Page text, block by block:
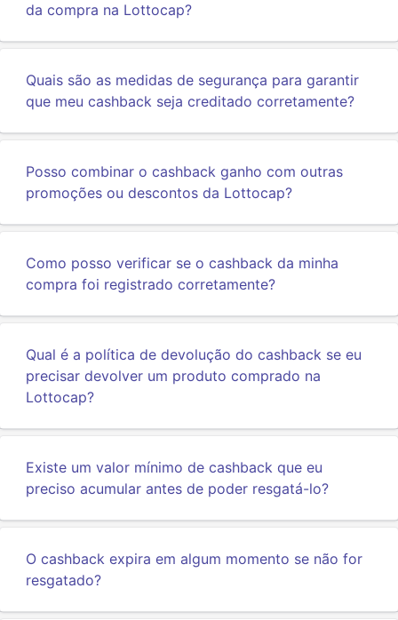
da compra na Lottocap?
Quais são as medidas de segurança para garantir
que meu cashback seja creditado corretamente?
Posso combinar o cashback ganho com outras
promoções ou descontos da Lottocap?
Como posso verificar se o cashback da minha
compra foi registrado corretamente?
Qual é a política de devolução do cashback se eu
precisar devolver um produto comprado na
Lottocap?
Existe um valor mínimo de cashback que eu
preciso acumular antes de poder resgatá-lo?
O cashback expira em algum momento se não for
resgatado?